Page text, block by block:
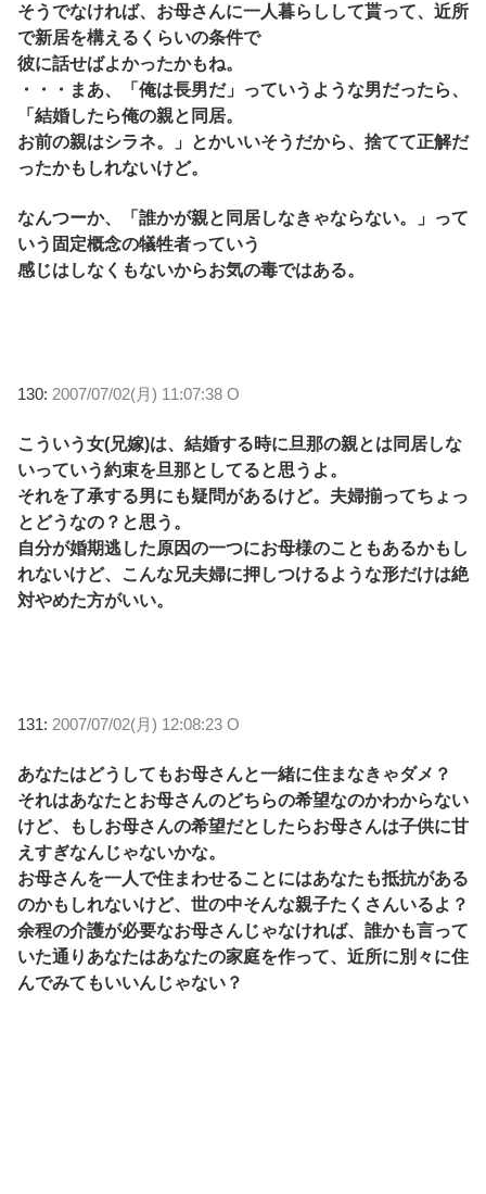
そうでなければ、お母さんに一人暮らしして貰って、近所
で新居を構えるくらいの条件で
彼に話せばよかったかもね。
・・・まあ、「俺は長男だ」っていうような男だったら、
「結婚したら俺の親と同居。
お前の親はシラネ。」とかいいそうだから、捨てて正解だ
ったかもしれないけど。
なんつーか、「誰かが親と同居しなきゃならない。」って
いう固定概念の犠牲者っていう
感じはしなくもないからお気の毒ではある。
130: 2007/07/02(月) 11:07:38 O
こういう女(兄嫁)は、結婚する時に旦那の親とは同居しな
いっていう約束を旦那としてると思うよ。
それを了承する男にも疑問があるけど。夫婦揃ってちょっ
とどうなの？と思う。
自分が婚期逃した原因の一つにお母様のこともあるかもし
れないけど、こんな兄夫婦に押しつけるような形だけは絶
対やめた方がいい。
131: 2007/07/02(月) 12:08:23 O
あなたはどうしてもお母さんと一緒に住まなきゃダメ？
それはあなたとお母さんのどちらの希望なのかわからない
けど、もしお母さんの希望だとしたらお母さんは子供に甘
えすぎなんじゃないかな。
お母さんを一人で住まわせることにはあなたも抵抗がある
のかもしれないけど、世の中そんな親子たくさんいるよ？
余程の介護が必要なお母さんじゃなければ、誰かも言って
いた通りあなたはあなたの家庭を作って、近所に別々に住
んでみてもいいんじゃない？